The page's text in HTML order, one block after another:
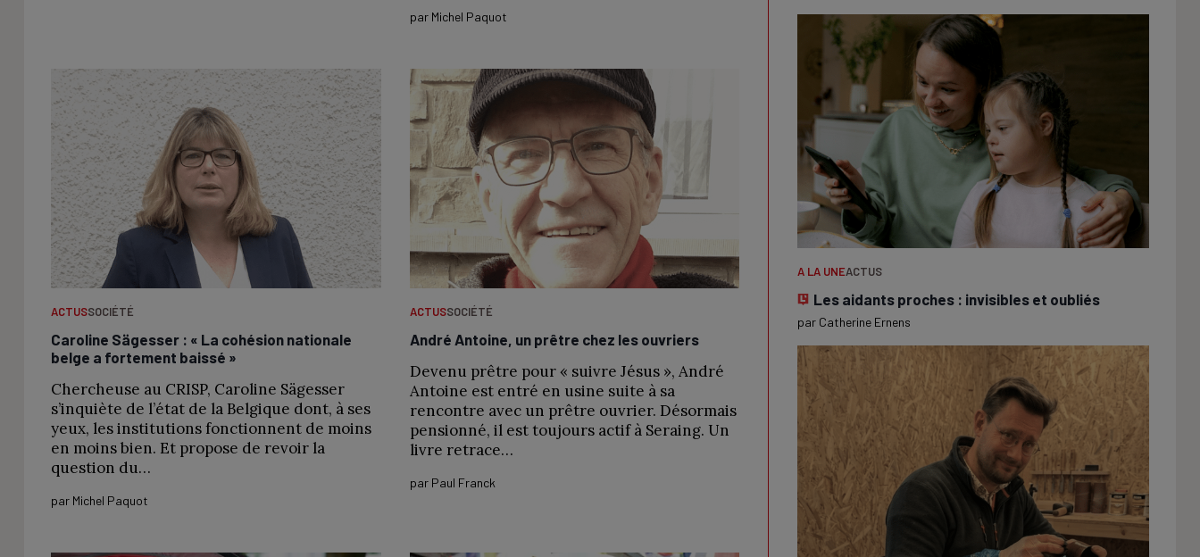
par Michel Paquot
ACTUSSOCIÉTÉ
Caroline Sägesser : « La cohésion nationale
belge a fortement baissé »
Chercheuse au CRISP, Caroline Sägesser
s’inquiète de l’état de la Belgique dont, à ses
yeux, les institutions fonctionnent de moins
en moins bien. Et propose de revoir la
question du…
par Michel Paquot
ACTUSSOCIÉTÉ
André Antoine, un prêtre chez les ouvriers
Devenu prêtre pour « suivre Jésus », André
Antoine est entré en usine suite à sa
rencontre avec un prêtre ouvrier. Désormais
pensionné, il est toujours actif à Seraing. Un
livre retrace…
par Paul Franck
A LA UNEACTUS
Les aidants proches : invisibles et oubliés
par Catherine Ernens